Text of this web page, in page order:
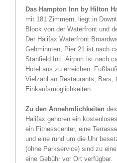
Das Hampton Inn by Hilton
mit 181 Zimmern, liegt in
Block von der Waterfront und
Der Halifax Waterfront
Gehminuten, Pier 21 ist nach
Stanfield Intl. Airport ist nach
Hotel aus zu erreichen.
Vielzahl an Restaurants, Bars,
Einkaufsmöglichkeiten.
Zu den Annehmlichkeiten
Halifax gehören ein
ein Fitnesscenter, eine
und eine rund um die Uhr
(ohne Parkservice) sind zu
eine Gebühr vor Ort verfügbar.